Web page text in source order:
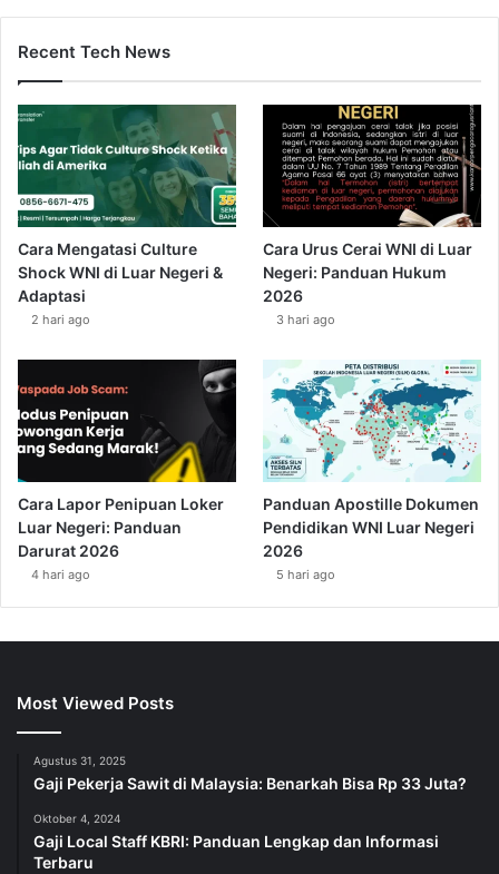
Recent Tech News
Cara Mengatasi Culture
Shock WNI di Luar Negeri &
Adaptasi
2 hari ago
Cara Urus Cerai WNI di Luar
Negeri: Panduan Hukum
2026
3 hari ago
Cara Lapor Penipuan Loker
Luar Negeri: Panduan
Darurat 2026
4 hari ago
Panduan Apostille Dokumen
Pendidikan WNI Luar Negeri
2026
5 hari ago
Most Viewed Posts
Agustus 31, 2025
Gaji Pekerja Sawit di Malaysia: Benarkah Bisa Rp 33 Juta?
Oktober 4, 2024
Gaji Local Staff KBRI: Panduan Lengkap dan Informasi
Terbaru